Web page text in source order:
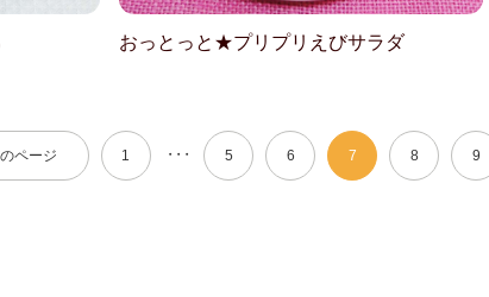
おっとっと★プリプリえびサラダ
ページ 1 ・・・ 5 6 7 8 9